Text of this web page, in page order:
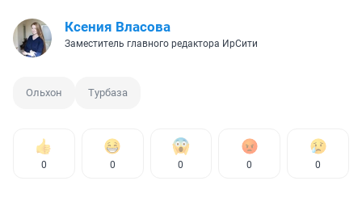
Ксения Власова
Заместитель главного редактора ИрСити
Ольхон Турбаза
0 0 0 0 0